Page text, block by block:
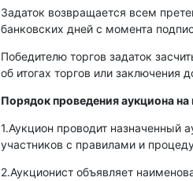
Задаток возвращается всем
банковских дней с момента
Победителю торгов задаток
об итогах торгов или заключения
Порядок проведения аукциона
1.Аукцион проводит назначенный
участников с правилами и
2.Аукционист объявляет